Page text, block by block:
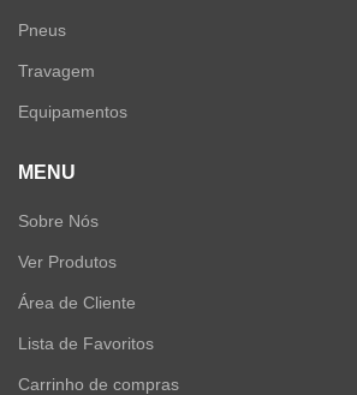
Pneus
Travagem
Equipamentos
MENU
Sobre Nós
Ver Produtos
Área de Cliente
Lista de Favoritos
Carrinho de compras